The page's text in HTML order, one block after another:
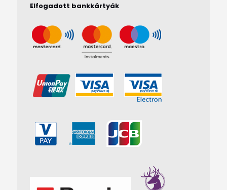
Elfogadott bankkártyák